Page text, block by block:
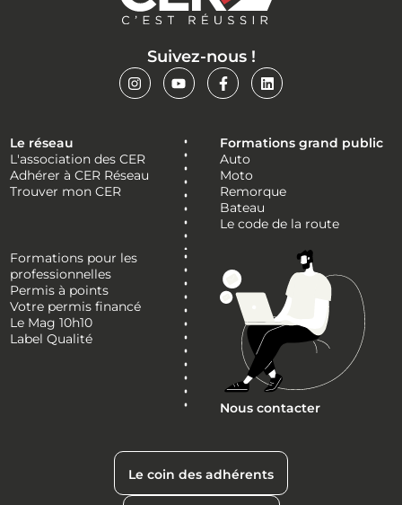
Suivez-nous !
Le réseau
L'association des CER
Adhérer à CER Réseau
Trouver mon CER
Formations grand public
Auto
Moto
Remorque
Bateau
Le code de la route
Formations pour les
professionnelles
Permis à points
Votre permis financé
Le Mag 10h10
Label Qualité
Nous contacter
Le coin des adhérents